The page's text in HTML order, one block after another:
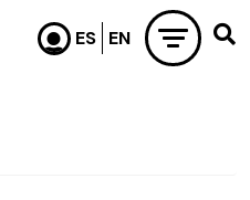
Pasar al contenido principal